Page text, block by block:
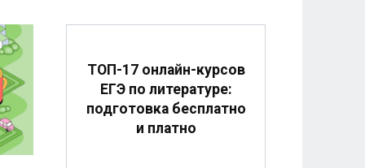
ТОП-17 онлайн-курсов
ЕГЭ по литературе:
подготовка бесплатно
и платно